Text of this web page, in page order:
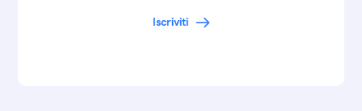
Iscriviti